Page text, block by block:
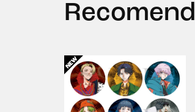
Recomend